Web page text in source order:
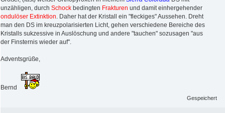
unzähligen, durch Schock bedingten Frakturen und damit einhergehender
ondulöser Extinktion. Daher hat der Kristall ein "fleckiges" Aussehen. Dreht
man den DS im kreuzpolarisierten Licht, gehen verschiedene Bereiche des
Kristalls sukzessive in Auslöschung und andere "tauchen" sozusagen "aus
der Finsternis wieder auf".
Adventsgrüße,
Bernd
Gespeichert